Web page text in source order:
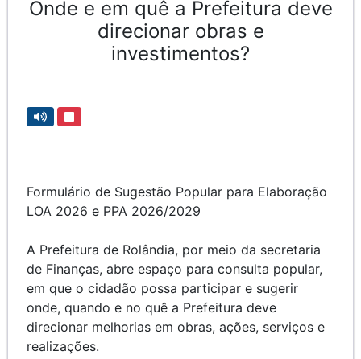
Onde e em quê a Prefeitura deve
direcionar obras e
investimentos?
Formulário de Sugestão Popular para Elaboração
LOA 2026 e PPA 2026/2029
A Prefeitura de Rolândia, por meio da secretaria
de Finanças, abre espaço para consulta popular,
em que o cidadão possa participar e sugerir
onde, quando e no quê a Prefeitura deve
direcionar melhorias em obras, ações, serviços e
realizações.